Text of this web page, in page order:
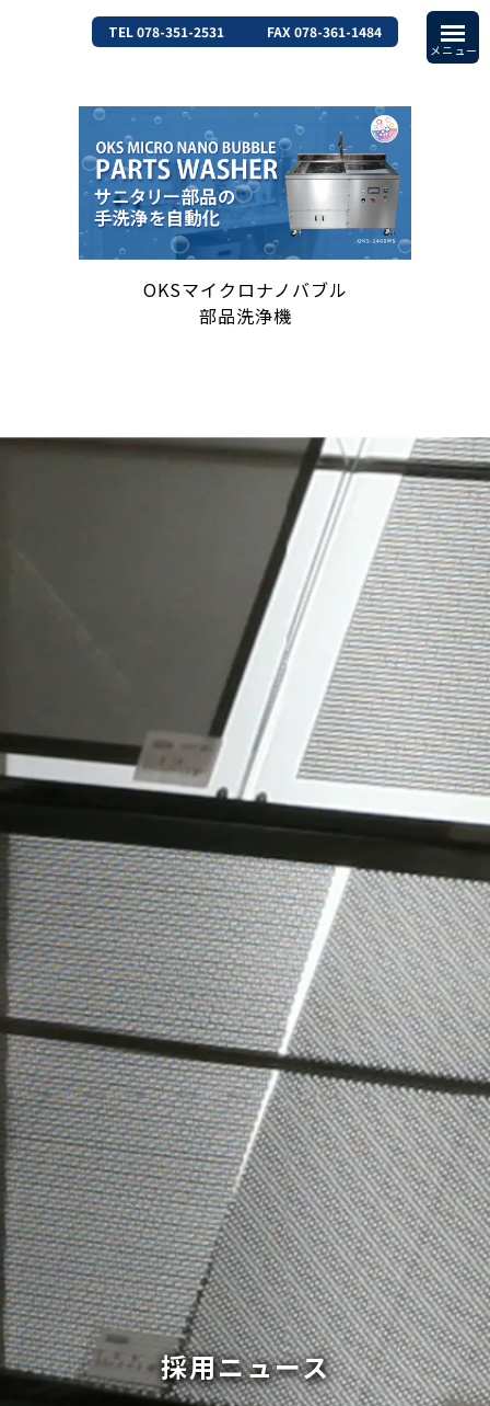
TEL 078-351-2531 FAX 078-361-1484
OKSマイクロナノバブル
部品洗浄機
採用ニュース